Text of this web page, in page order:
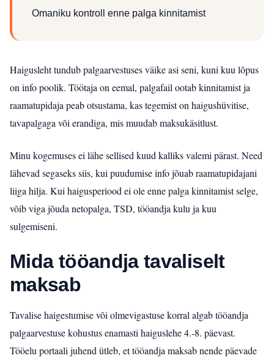
Omaniku kontroll enne palga kinnitamist
Haigusleht tundub palgaarvestuses väike asi seni, kuni kuu lõpus
on info poolik. Töötaja on eemal, palgafail ootab kinnitamist ja
raamatupidaja peab otsustama, kas tegemist on haigushüvitise,
tavapalgaga või erandiga, mis muudab maksukäsitlust.
Minu kogemuses ei lähe sellised kuud kalliks valemi pärast. Need
lähevad segaseks siis, kui puudumise info jõuab raamatupidajani
liiga hilja. Kui haigusperiood ei ole enne palga kinnitamist selge,
võib viga jõuda netopalga, TSD, tööandja kulu ja kuu
sulgemiseni.
Mida tööandja tavaliselt
maksab
Tavalise haigestumise või olmevigastuse korral algab tööandja
palgaarvestuse kohustus enamasti haiguslehe 4.-8. päevast.
Tööelu portaali juhend ütleb, et tööandja maksab nende päevade